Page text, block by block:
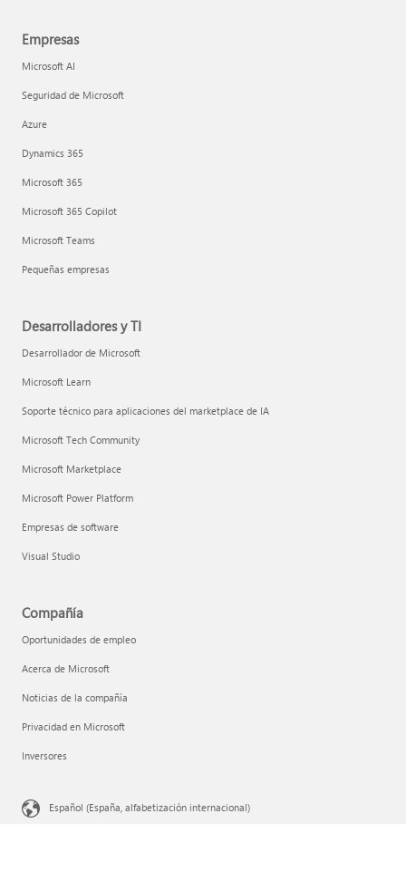
Empresas
Microsoft AI
Seguridad de Microsoft
Azure
Dynamics 365
Microsoft 365
Microsoft 365 Copilot
Microsoft Teams
Pequeñas empresas
Desarrolladores y TI
Desarrollador de Microsoft
Microsoft Learn
Soporte técnico para aplicaciones del marketplace de IA
Microsoft Tech Community
Microsoft Marketplace
Microsoft Power Platform
Empresas de software
Visual Studio
Compañía
Oportunidades de empleo
Acerca de Microsoft
Noticias de la compañía
Privacidad en Microsoft
Inversores
Español (España, alfabetización internacional)